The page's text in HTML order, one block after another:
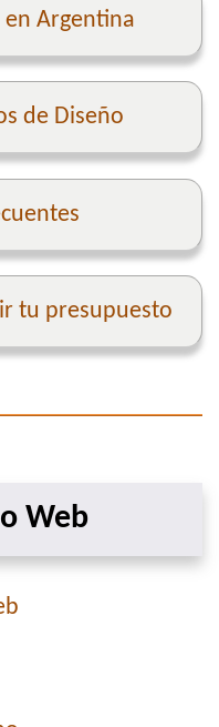
en Argentina
de Diseño
tu presupuesto
Web